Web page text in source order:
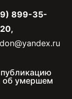
899-35-
20,
об умершем